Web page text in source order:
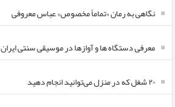
نگاهی به رمان «تماماً مخصوص» عباس معروفی
معرفی دستگاه ها و آوازها در موسیقی سنتی ایران
۲۰ شغل که در منزل می‌توانید انجام دهید